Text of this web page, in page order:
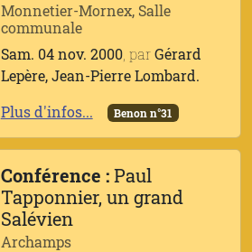
Monnetier-Mornex, Salle
communale
Sam. 04 nov. 2000, parGérard
Lepère, Jean-Pierre Lombard.
Plus d'infos...
Benon n°31
Conférence :Paul
Tapponnier, un grand
Salévien
Archamps